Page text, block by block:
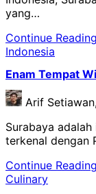
yang…
Continue Reading
Indonesia
Enam Tempat
Arif
Surabaya
terkenal dengan
Continue Reading
Culinary